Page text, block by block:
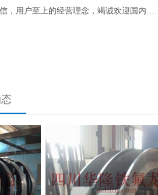
用户至上的经营理念，竭诚欢迎国内……